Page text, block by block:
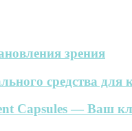
зрения
средства для
Capsules — Ваш